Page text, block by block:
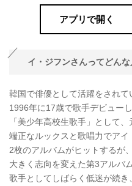
アプリで開く
イ・ジフンさんってどんな
韓国で俳優として活躍をされて
1996年に17歳で歌手デビューし
「美少年高校生歌手」として
端正なルックスと歌唱力でアイ
2枚のアルバムがヒットするが
大きく志向を変えた第3アルバ
歌手としてしばらく低迷が続